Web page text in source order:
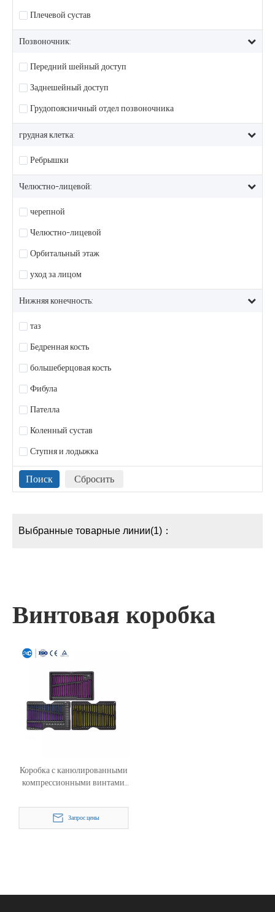
Плечевой сустав
Позвоночник:
Передний шейный доступ
Заднешейный доступ
Грудопоясничный отдел позвоночника
грудная клетка:
Ребрышки
Челюстно-лицевой:
черепной
Челюстно-лицевой
Орбитальный этаж
уход за лицом
Нижняя конечность:
таз
Бедренная кость
большеберцовая кость
Фибула
Пателла
Коленный сустав
Ступня и лодыжка
Выбранные товарные линии(1)：
Винтовая коробка
Коробка с канюлированными
компрессионными винтами
Запрос цены